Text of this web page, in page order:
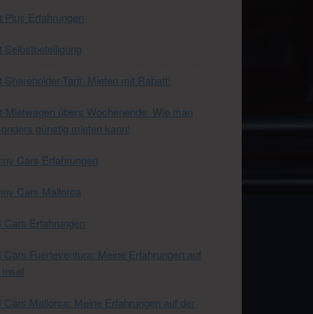
Plus Erfahrungen
Selbstbeteiligung
Shareholder-Tarif: Mieten mit Rabatt!
Mietwagen übers Wochenende: Wie man
günstig mieten kann!
Cars Erfahrungen
Cars Mallorca
Cars Erfahrungen
Cars Fuerteventura: Meine Erfahrungen auf
Cars Mallorca: Meine Erfahrungen auf der